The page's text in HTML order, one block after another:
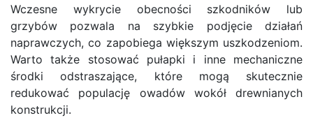
Wczesne wykrycie obecności szkodników lub
grzybów pozwala na szybkie podjęcie działań
naprawczych, co zapobiega większym uszkodzeniom.
Warto także stosować pułapki i inne mechaniczne
środki odstraszające, które mogą skutecznie
redukować populację owadów wokół drewnianych
konstrukcji.